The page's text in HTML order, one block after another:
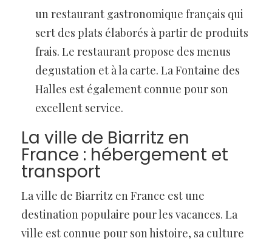
un restaurant gastronomique français qui
sert des plats élaborés à partir de produits
frais. Le restaurant propose des menus
degustation et à la carte. La Fontaine des
Halles est également connue pour son
excellent service.
La ville de Biarritz en
France : hébergement et
transport
La ville de Biarritz en France est une
destination populaire pour les vacances. La
ville est connue pour son histoire, sa culture